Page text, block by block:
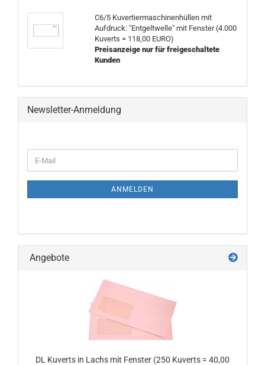
C6/5 Kuvertiermaschinenhüllen mit
Aufdruck: "Entgeltwelle" mit Fenster (4.000
Kuverts = 118,00 EURO)
Preisanzeige nur für freigeschaltete
Kunden
Newsletter-Anmeldung
ZUR
E-
Mail
ANMELDEN
Angebote
DL Kuverts in Lachs mit Fenster (250 Kuverts = 40,00